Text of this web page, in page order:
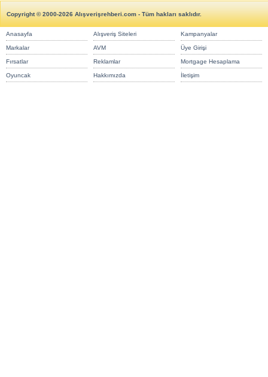
Copyright © 2000-2026 Alışverişrehberi.com - Tüm hakları saklıdır.
Anasayfa Alışveriş Siteleri Kampanyalar
Markalar AVM Üye Girişi
Fırsatlar Reklamlar Mortgage Hesaplama
Oyuncak Hakkımızda İletişim